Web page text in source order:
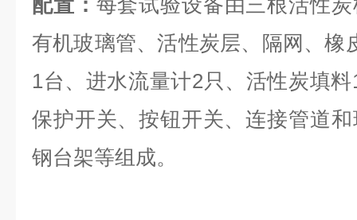
配置： 每套试验设备由三根活性
有机玻璃管、活性炭层、隔网、橡
1台、进水流量计2只、活性炭填
保护开关、按钮开关、连接管道
钢台架等组成。